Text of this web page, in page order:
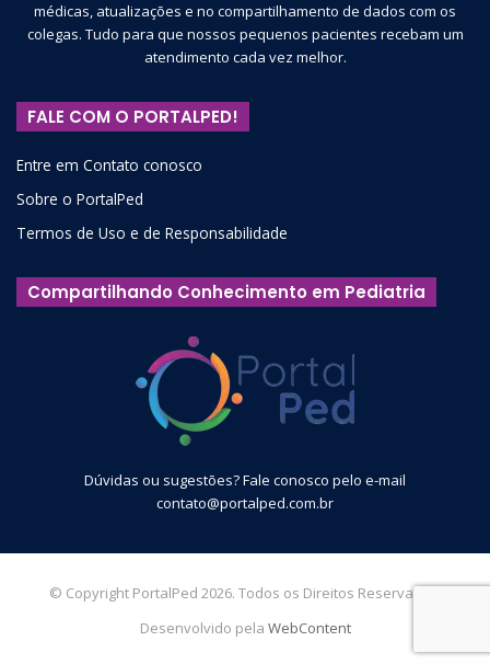
médicas, atualizações e no compartilhamento de dados com os
colegas. Tudo para que nossos pequenos pacientes recebam um
atendimento cada vez melhor.
FALE COM O PORTALPED!
Entre em Contato conosco
Sobre o PortalPed
Termos de Uso e de Responsabilidade
Compartilhando Conhecimento em Pediatria
Dúvidas ou sugestões? Fale conosco pelo e-mail
contato@portalped.com.br
© Copyright PortalPed 2026. Todos os Direitos Reservados.
Desenvolvido pela WebContent